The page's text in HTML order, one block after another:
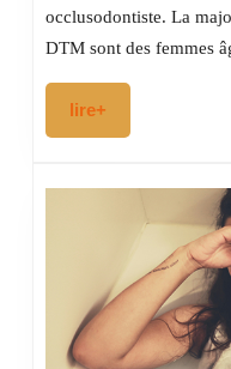
la
occlusodontiste. La
DTM sont des femmes
lire+